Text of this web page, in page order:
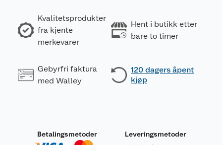
Kvalitetsprodukter
fra kjente
merkevarer
Hent i butikk etter
bare to timer
Gebyrfri faktura
med Walley
120 dagers åpent
kjøp
Betalingsmetoder Leveringsmetoder